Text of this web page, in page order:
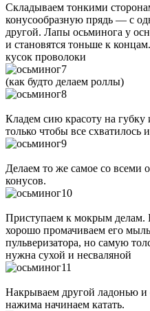
Складываем тонкими
конусообразную прядь — с
другой. Лапы осьминога у
и становятся тоньше к
кусок проволоки
(как будто делаем роллы)
Кладем сию красоту на
только чтобы все схватилось
Делаем то же самое со всеми
конусов.
Приступаем к мокрым делам.
хорошо промачиваем его
пульверизатора, но самую
нужна сухой и несваляной
Накрываем другой ладонью и
нажима начинаем катать.